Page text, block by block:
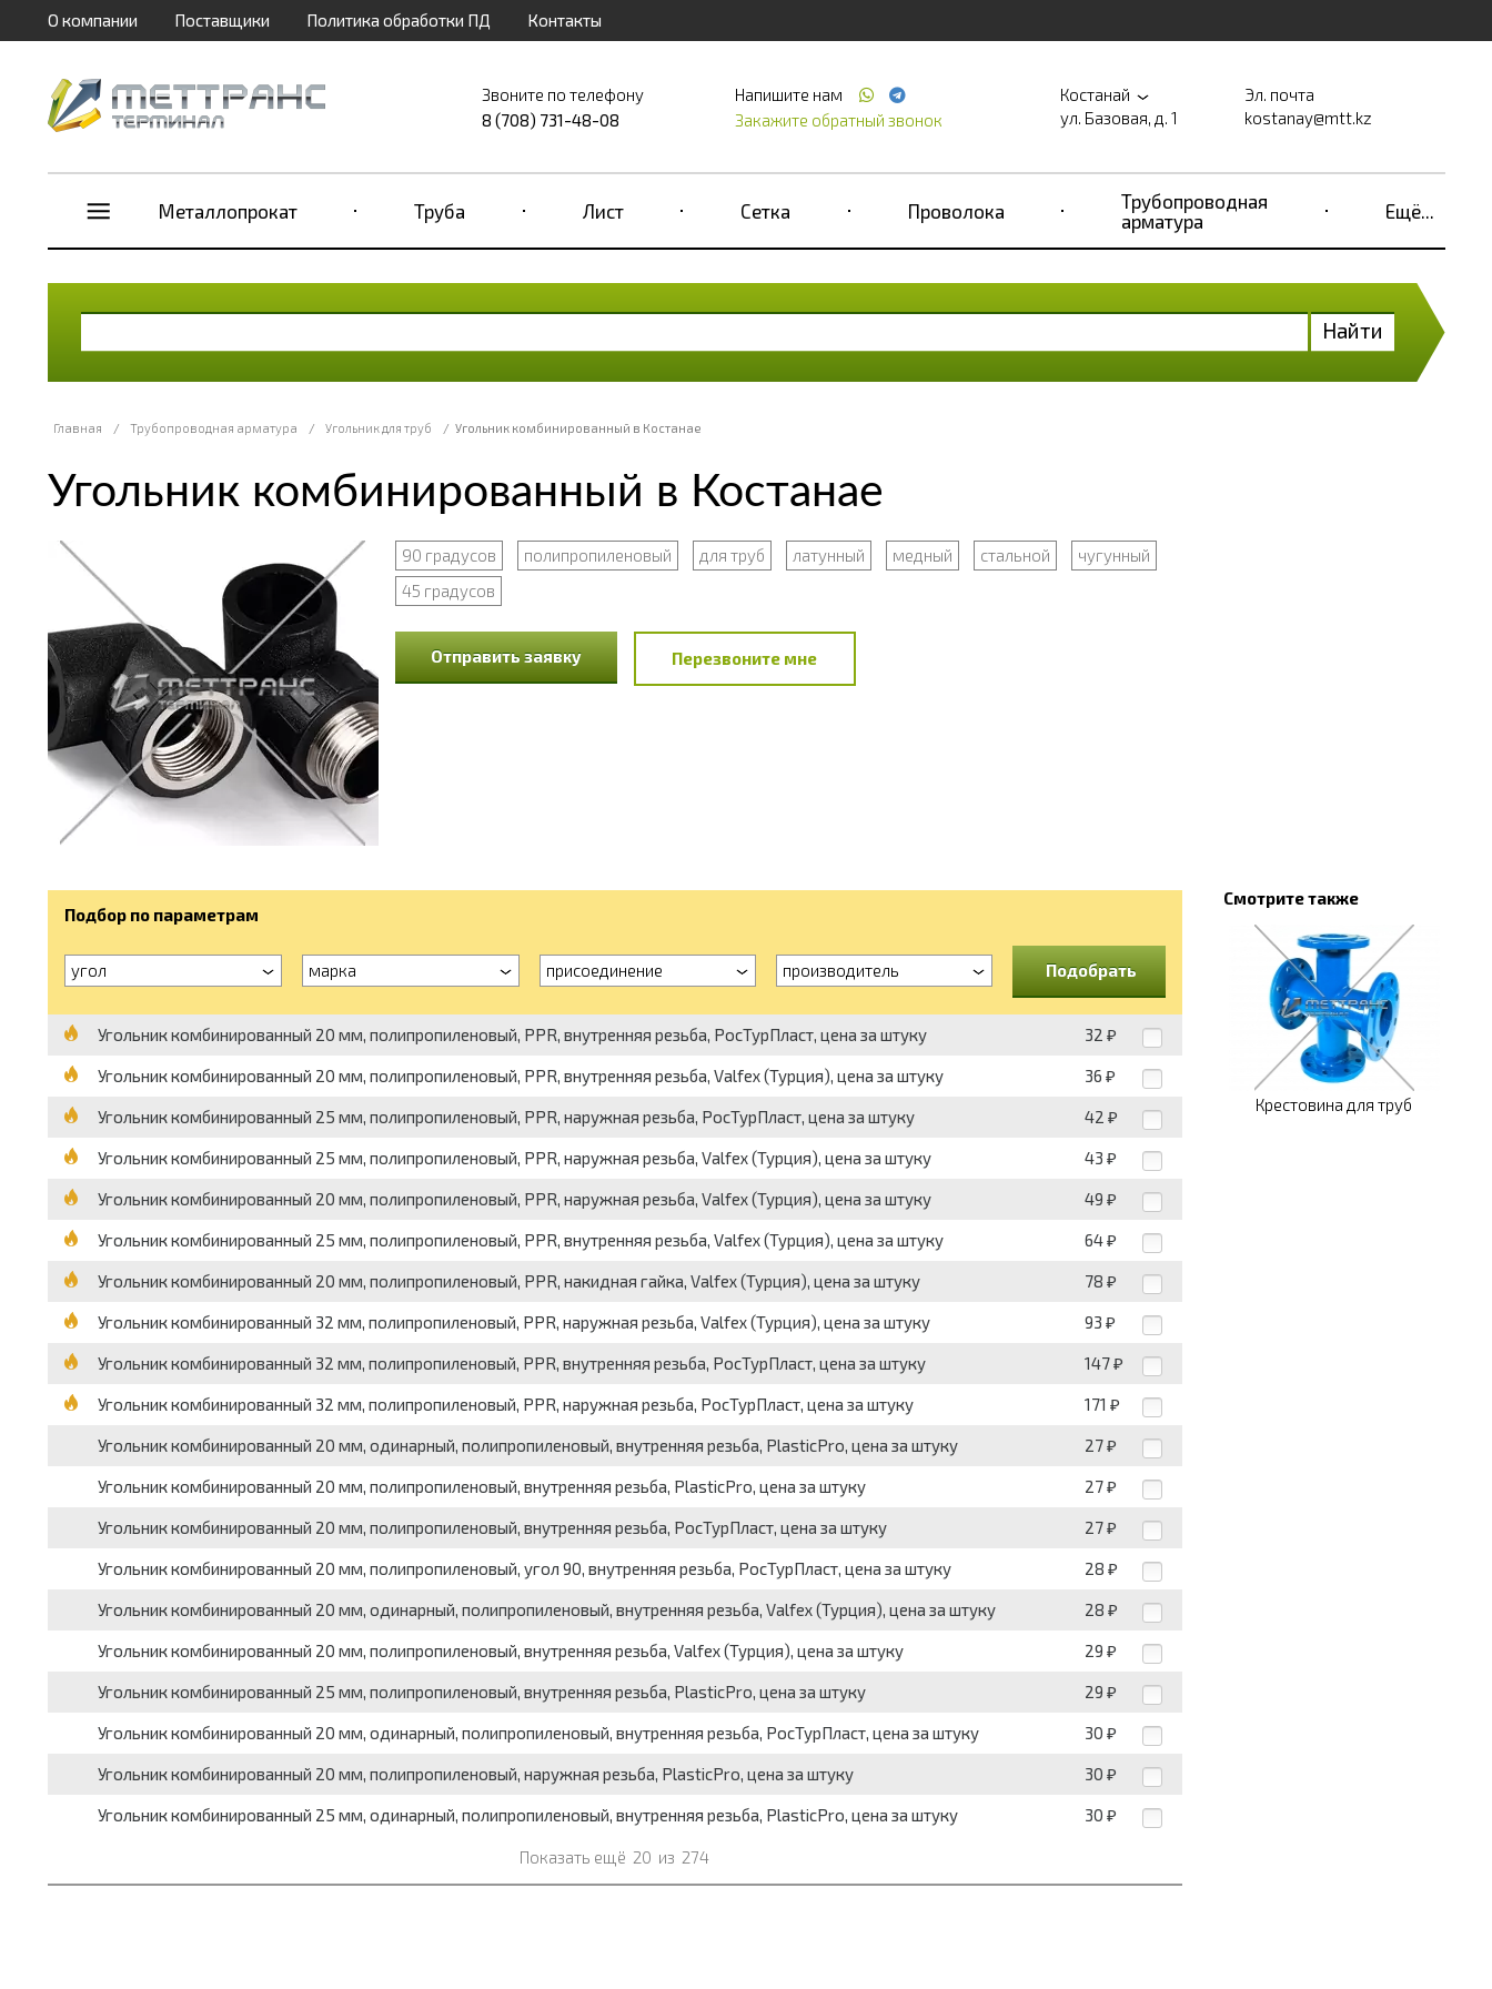
О компании Поставщики Политика обработки ПД Контакты
Звоните по телефону
8 (708) 731-48-08
Напишите нам
Закажите обратный звонок
Костанай
ул. Базовая, д. 1
Эл. почта
kostanay@mtt.kz
Металлопрокат Труба Лист Сетка Проволока
Трубопроводная
арматура
Ещё...
Найти
Главная / Трубопроводная арматура / Угольник для труб / Угольник комбинированный в Костанае
Угольник комбинированный в Костанае
90 градусов полипропиленовый для труб латунный медный стальной
чугунный
45 градусов
Отправить заявку Перезвоните мне
Подбор по параметрам
угол марка присоединение производитель Подобрать
Угольник комбинированный 20 мм, полипропиленовый, PPR, внутренняя резьба, РосТурПласт, цена за штуку 32 ₽
Угольник комбинированный 20 мм, полипропиленовый, PPR, внутренняя резьба, Valfex (Турция), цена за штуку 36 ₽
Угольник комбинированный 25 мм, полипропиленовый, PPR, наружная резьба, РосТурПласт, цена за штуку 42 ₽
Угольник комбинированный 25 мм, полипропиленовый, PPR, наружная резьба, Valfex (Турция), цена за штуку 43 ₽
Угольник комбинированный 20 мм, полипропиленовый, PPR, наружная резьба, Valfex (Турция), цена за штуку 49 ₽
Угольник комбинированный 25 мм, полипропиленовый, PPR, внутренняя резьба, Valfex (Турция), цена за штуку 64 ₽
Угольник комбинированный 20 мм, полипропиленовый, PPR, накидная гайка, Valfex (Турция), цена за штуку 78 ₽
Угольник комбинированный 32 мм, полипропиленовый, PPR, наружная резьба, Valfex (Турция), цена за штуку 93 ₽
Угольник комбинированный 32 мм, полипропиленовый, PPR, внутренняя резьба, РосТурПласт, цена за штуку 147 ₽
Угольник комбинированный 32 мм, полипропиленовый, PPR, наружная резьба, РосТурПласт, цена за штуку 171 ₽
Угольник комбинированный 20 мм, одинарный, полипропиленовый, внутренняя резьба, PlasticPro, цена за штуку 27 ₽
Угольник комбинированный 20 мм, полипропиленовый, внутренняя резьба, PlasticPro, цена за штуку 27 ₽
Угольник комбинированный 20 мм, полипропиленовый, внутренняя резьба, РосТурПласт, цена за штуку 27 ₽
Угольник комбинированный 20 мм, полипропиленовый, угол 90, внутренняя резьба, РосТурПласт, цена за штуку 28 ₽
Угольник комбинированный 20 мм, одинарный, полипропиленовый, внутренняя резьба, Valfex (Турция), цена за штуку 28 ₽
Угольник комбинированный 20 мм, полипропиленовый, внутренняя резьба, Valfex (Турция), цена за штуку 29 ₽
Угольник комбинированный 25 мм, полипропиленовый, внутренняя резьба, PlasticPro, цена за штуку 29 ₽
Угольник комбинированный 20 мм, одинарный, полипропиленовый, внутренняя резьба, РосТурПласт, цена за штуку 30 ₽
Угольник комбинированный 20 мм, полипропиленовый, наружная резьба, PlasticPro, цена за штуку 30 ₽
Угольник комбинированный 25 мм, одинарный, полипропиленовый, внутренняя резьба, PlasticPro, цена за штуку 30 ₽
Показать ещё 20 из 274
Смотрите также
Крестовина для труб